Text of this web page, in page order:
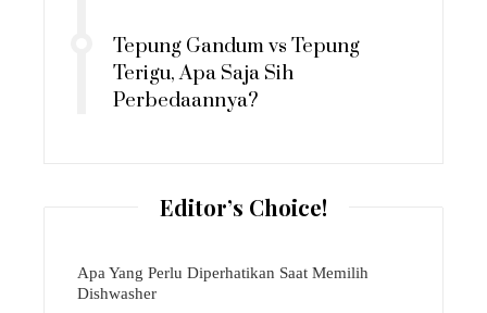
Tepung Gandum vs Tepung
Terigu, Apa Saja Sih
Perbedaannya?
Editor’s Choice!
Apa Yang Perlu Diperhatikan Saat Memilih
Dishwasher